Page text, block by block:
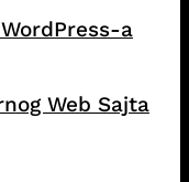
a
Web Sajta